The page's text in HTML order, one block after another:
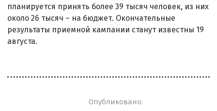
планируется принять более 39 тысяч человек, из них
около 26 тысяч – на бюджет. Окончательные
результаты приемной кампании станут известны 19
августа.
Опубликовано: